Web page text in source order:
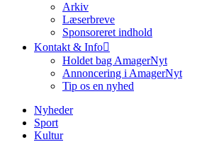
Arkiv
Læserbreve
Sponsoreret indhold
Kontakt & Info
Holdet bag AmagerNyt
Annoncering i AmagerNyt
Tip os en nyhed
Nyheder
Sport
Kultur